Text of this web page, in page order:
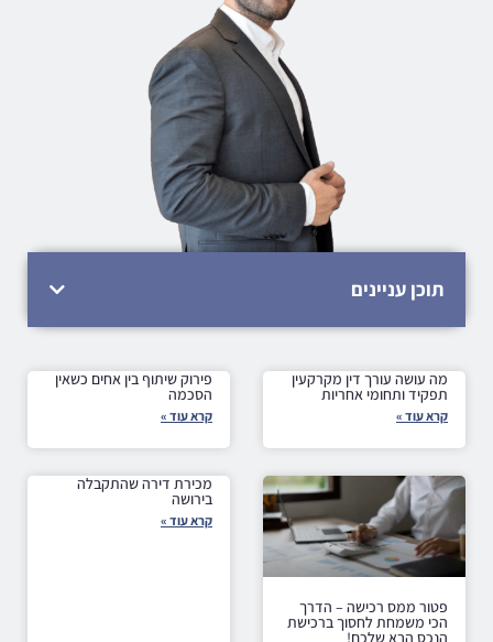
תוכן עניינים
מה עושה עורך דין מקרקעין
תפקיד ותחומי אחריות
קרא עוד »
פירוק שיתוף בין אחים כשאין
הסכמה
קרא עוד »
פטור ממס רכישה – הדרך
הכי משמחת לחסוך ברכישת
הנכס הבא שלכם!
מכירת דירה שהתקבלה
בירושה
קרא עוד »